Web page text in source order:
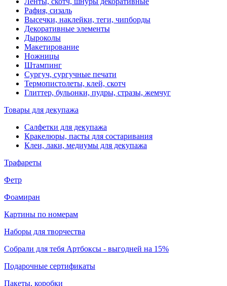
Рафия, сизаль
Высечки, наклейки, теги, чипборды
Декоративные элементы
Дыроколы
Макетирование
Ножницы
Штампинг
Сургуч, сургучные печати
Термопистолеты, клей, скотч
Глиттер, бульонки, пудры, стразы, жемчуг
Товары для декупажа
Салфетки для декупажа
Кракелюры, пасты для состаривания
Клеи, лаки, медиумы для декупажа
Трафареты
Фетр
Фоамиран
Картины по номерам
Наборы для творчества
Собрали для тебя Артбоксы - выгодней на 15%
Подарочные сертификаты
Пакеты, коробки